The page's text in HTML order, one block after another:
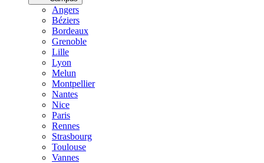
Angers
Béziers
Bordeaux
Grenoble
Lille
Lyon
Melun
Montpellier
Nantes
Nice
Paris
Rennes
Strasbourg
Toulouse
Vannes